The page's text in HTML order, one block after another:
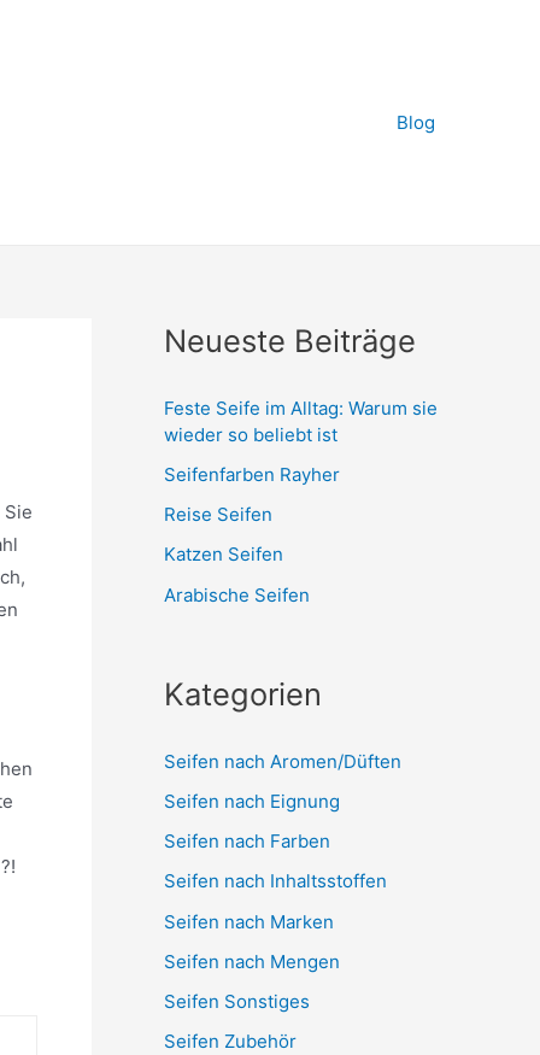
Blog
Neueste Beiträge
Feste Seife im Alltag: Warum sie
wieder so beliebt ist
Seifenfarben Rayher
Reise Seifen
Katzen Seifen
Arabische Seifen
Kategorien
Seifen nach Aromen/Düften
Seifen nach Eignung
Seifen nach Farben
Seifen nach Inhaltsstoffen
Seifen nach Marken
Seifen nach Mengen
Seifen Sonstiges
Seifen Zubehör